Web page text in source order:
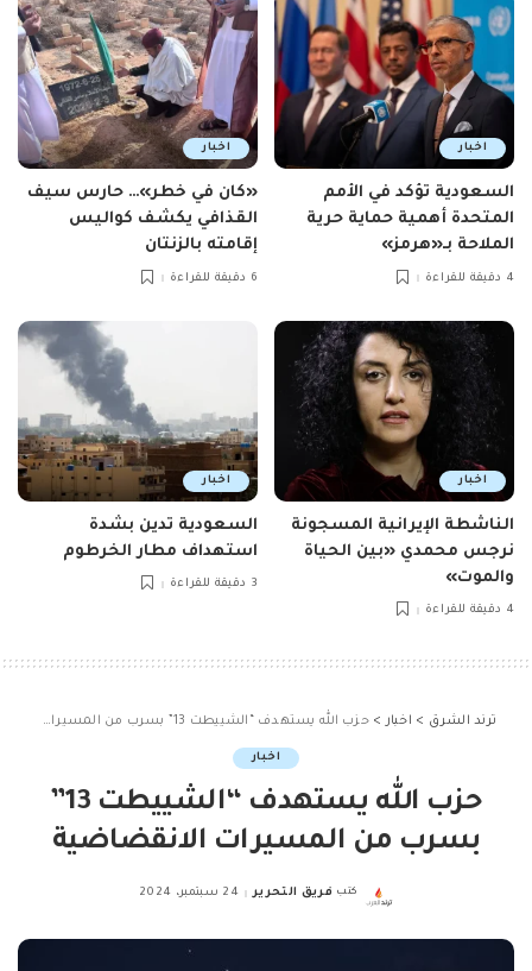
اخبار
السعودية تؤكد في الأمم
المتحدة أهمية حماية حرية
الملاحة بـ«هرمز»
4 دقيقة للقراءة
اخبار
«كان في خطر»… حارس سيف
القذافي يكشف كواليس
إقامته بالزنتان
6 دقيقة للقراءة
اخبار
الناشطة الإيرانية المسجونة
نرجس محمدي «بين الحياة
والموت»
4 دقيقة للقراءة
اخبار
السعودية تدين بشدة
استهداف مطار الخرطوم
3 دقيقة للقراءة
ترند الشرق > اخبار >حزب الله يستهدف “الشييطت 13” بسرب من ‏المسيرات الانقضاضية
اخبار
حزب الله يستهدف “الشييطت 13”
بسرب من ‏المسيرات الانقضاضية
Posted
كتب فريق التحرير 24 سبتمبر، 2024